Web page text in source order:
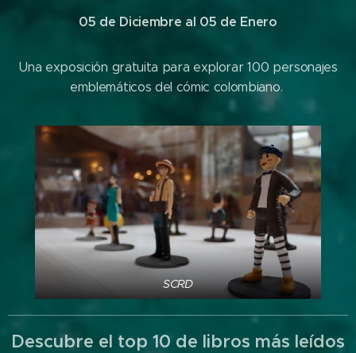
05 de Diciembre al 05 de Enero
Una exposición gratuita para explorar 100 personajes
emblemáticos del cómic colombiano.
SCRD
Descubre el top 10 de libros más leídos